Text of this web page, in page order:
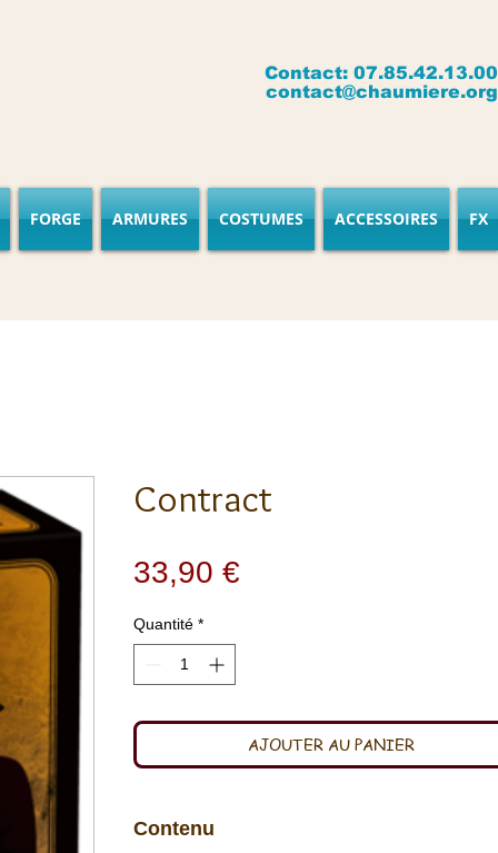
Contact: 07.85.42.13.00
contact@chaumiere.org
FORGE ARMURES COSTUMES ACCESSOIRES FX
Contract
33,90 €
Quantité *
AJOUTER AU PANIER
Contenu